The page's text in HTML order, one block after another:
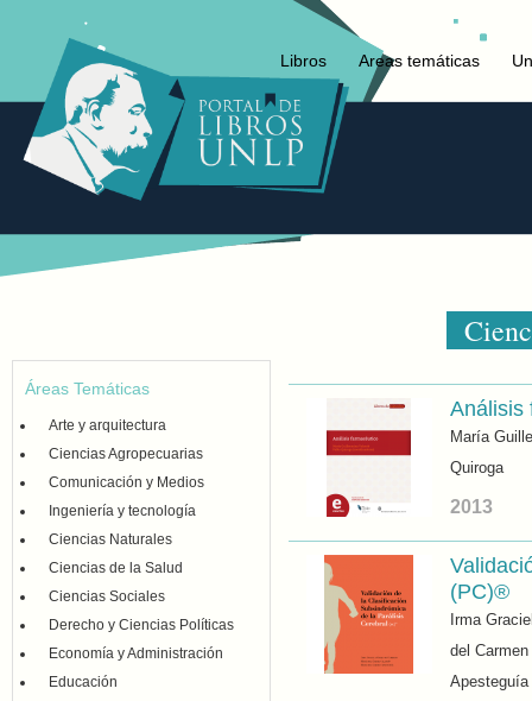
Libros Areas temáticas
Áreas Temáticas
Arte y arquitectura
Ciencias Agropecuarias
Comunicación y Medios
Ingeniería y tecnología
Ciencias Naturales
Ciencias de la Salud
Ciencias Sociales
Derecho y Ciencias Políticas
Economía y Administración
Educación
Análisis
María
Quiroga
2013
(PC)®
Irma
del
Apesteguía